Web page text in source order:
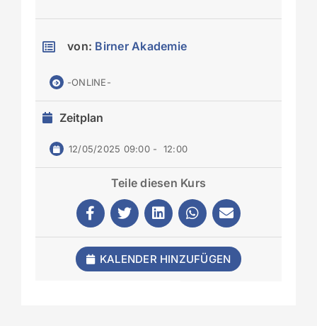
von: Birner Akademie
-ONLINE-
Zeitplan
12/05/2025 09:00 - 12:00
Teile diesen Kurs
KALENDER HINZUFÜGEN